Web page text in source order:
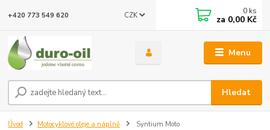
Menu
CZK
Hledat
+420 773 549 620 0 ks
za 0,00 Kč
Úvod Motocyklové oleje a náplně Syntium Moto